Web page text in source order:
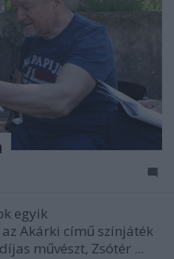
egyik
Akárki című színjáték
művészt, Zsótér ...